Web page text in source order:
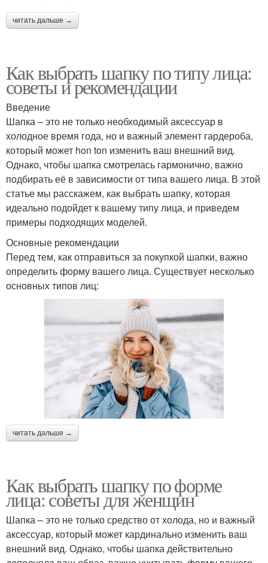
читать дальше →
Как выбрать шапку по типу лица:
советы и рекомендации
Введение
Шапка – это не только необходимый аксессуар в
холодное время года, но и важный элемент гардероба,
который может hon ton изменить ваш внешний вид.
Однако, чтобы шапка смотрелась гармонично, важно
подбирать её в зависимости от типа вашего лица. В этой
статье мы расскажем, как выбрать шапку, которая
идеально подойдет к вашему типу лица, и приведем
примеры подходящих моделей.
Основные рекомендации
Перед тем, как отправиться за покупкой шапки, важно
определить форму вашего лица. Существует несколько
основных типов лиц:
читать дальше →
Как выбрать шапку по форме
лица: советы для женщин
Шапка – это не только средство от холода, но и важный
аксессуар, который может кардинально изменить ваш
внешний вид. Однако, чтобы шапка действительно